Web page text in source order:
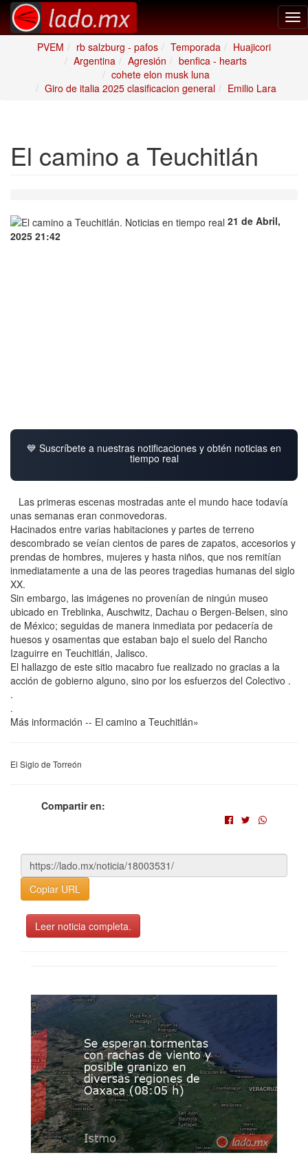
PVEM
rb salzburg - pafos Temporada
Huajicori
Argentina
Agresión
benfica - hearts
cohete elon musk luna
Giro de italia 2025 clasificacion general
Emilio Lara
El camino a Teuchitlán
21 de Abril,
2025 21:42
💙 Suscríbete a nuestras notificaciones y obtén noticias en
tiempo real
Las primeras escenas mostradas ante el mundo hace todavía
unas semanas eran conmovedoras.
Hacinados entre varias habitaciones y partes de terreno
descombrado se veían cientos de pares de zapatos, accesorios y
prendas de hombres, mujeres y hasta niños, que nos remitían
inmediatamente a una de las peores tragedias humanas del siglo
XX.
Sin embargo, las imágenes no provenían de ningún museo
ubicado en Treblinka, Auschwitz, Dachau o Bergen-Belsen, sino
de México; seguidas de manera inmediata por pedacería de
huesos y osamentas que estaban bajo el suelo del Rancho
Izaguirre en Teuchitlán, Jalisco.
El hallazgo de este sitio macabro fue realizado no gracias a la
acción de gobierno alguno, sino por los esfuerzos del Colectivo .
.
.
Más información -- El camino a Teuchitlán»
El Siglo de Torreón
Compartir en:
Copiar URL
Leer noticia completa.